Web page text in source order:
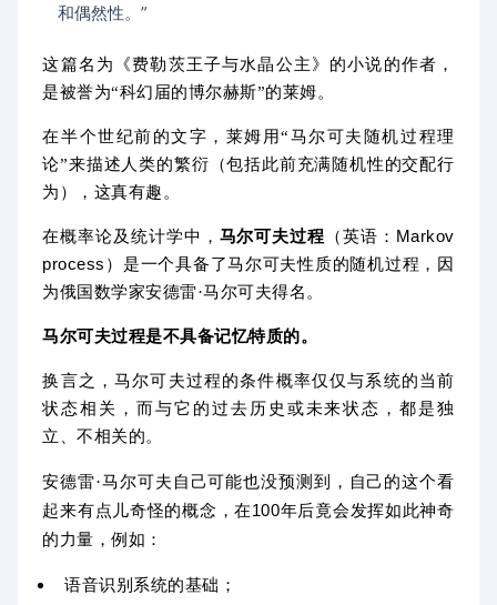
和偶然性。”
这篇名为《费勒茨王子与水晶公主》的小说的作者，
是被誉为“科幻届的博尔赫斯”的莱姆。
在半个世纪前的文字，莱姆用“马尔可夫随机过程理
论”来描述人类的繁衍（包括此前充满随机性的交配行
为），这真有趣。
在概率论及 统计学中， 马尔可夫过程 （英语： Markov
process ）是一个具备了马尔可夫性质的随机过程 ，因
为俄国数学家安德雷·马尔可夫得名。
马尔可夫过程是不具备记忆特质的。
换言之，马尔可夫过程的条件概率仅仅与系统的当前
状态相关，而与它的过去历史或未来状态，都是独
立
、不相关的。
安德雷·马尔可夫自己可能也没预测到，自己的这个看
起来有点儿奇怪的概念，在100年后竟会发挥如此神奇
的力量，例如：
语音识别系统的基础；